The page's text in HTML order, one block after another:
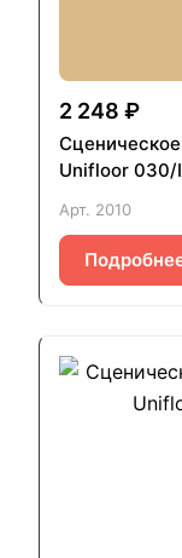
2 248 ₽
Unifloor 030/
Арт. 2010